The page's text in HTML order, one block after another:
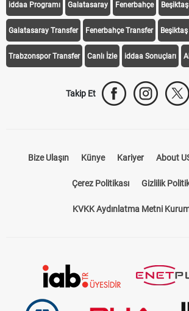
iddaa Programı Galatasaray Fenerbahçe Beşiktaş
Galatasaray Transfer Fenerbahçe Transfer
Trabzonspor Transfer Canlı İzle iddaa Sonuçları
Takip Et
Bize Ulaşın Künye Kariyer About
Çerez Politikası Gizlilik
KVKK Aydınlatma Metni